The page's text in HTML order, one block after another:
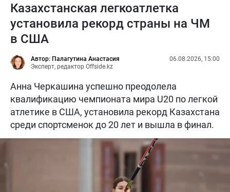
Казахстанская легкоатлетка
установила рекорд страны на ЧМ
в США
Автор: Палагутина Анастасия
Эксперт, редактор Offside.kz
06.08.2026, 15:00
Анна Черкашина успешно преодолела
квалификацию чемпионата мира U20 по легкой
атлетике в США, установила рекорд Казахстана
среди спортсменок до 20 лет и вышла в финал.